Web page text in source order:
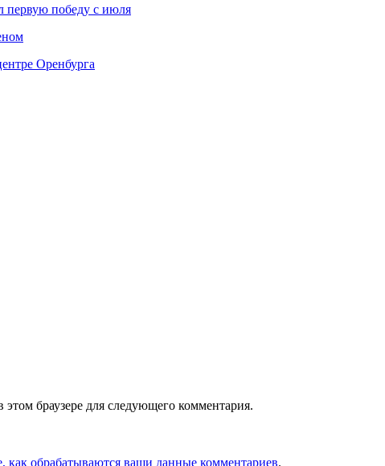
первую победу с июля
Оренбурга
браузере для следующего комментария.
как обрабатываются ваши данные комментариев.